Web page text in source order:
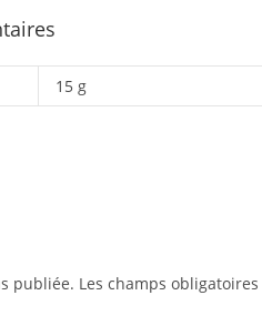
15 g
publiée. Les champs obligatoires